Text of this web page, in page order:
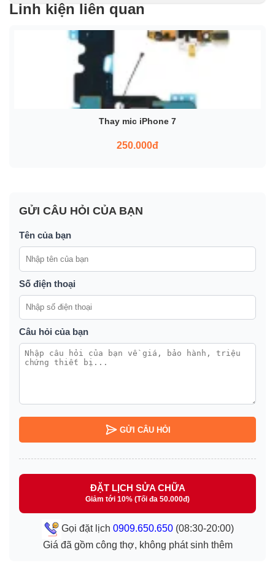
Linh kiện liên quan
Thay mic iPhone 7
250.000đ
GỬI CÂU HỎI CỦA BẠN
Tên của bạn
Số điện thoại
Câu hỏi của bạn
GỬI CÂU HỎI
ĐẶT LỊCH SỬA CHỮA
Giảm tới 10% (Tối đa 50.000đ)
Gọi đặt lịch 0909.650.650(08:30-20:00)
Giá đã gồm công thợ, không phát sinh thêm